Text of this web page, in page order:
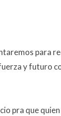
para
y futuro
pra que